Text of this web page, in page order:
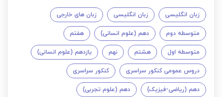
زبان انگلیسی زبان انگلیسی زبان های خارجی
متوسطه دوم دهم (علوم انسانی) هفتم
متوسطه اول هشتم نهم یازدهم (علوم انسانی)
دروس عمومی کنکور سراسری کنکور سراسری
دهم (ریاضی-فیزیک) دهم (علوم تجربی)